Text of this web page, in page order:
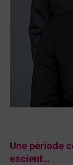
Une période
escient…